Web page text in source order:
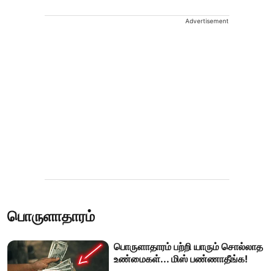
Advertisement
பொருளாதாரம்
பொருளாதாரம் பற்றி யாரும் சொல்லாத
உண்மைகள்... மிஸ் பண்ணாதீங்க!